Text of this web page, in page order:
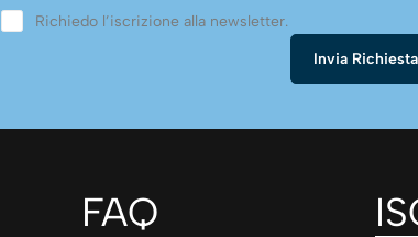
Richiedo l’iscrizione alla newsletter.
FAQ